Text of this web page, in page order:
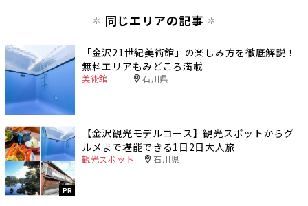
同じエリアの記事
「金沢21世紀美術館」の楽しみ方を徹底解説！
無料エリアもみどころ満載
美術館 石川県
PR
【金沢観光モデルコース】観光スポットからグ
ルメまで堪能できる1日2日大人旅
観光スポット 石川県